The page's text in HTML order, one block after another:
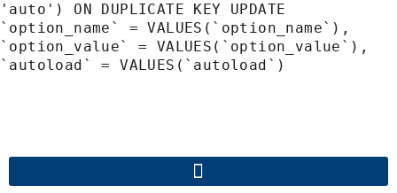
'auto') ON DUPLICATE KEY UPDATE
`option_name` = VALUES(`option_name`),
`option_value` = VALUES(`option_value`),
`autoload` = VALUES(`autoload`)